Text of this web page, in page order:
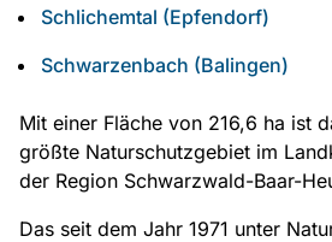
Schlichemtal (Epfendorf)
Schwarzenbach (Balingen)
Mit einer Fläche von 216,6 ha ist
größte Naturschutzgebiet im
der Region Schwarzwald-Baar-
Das seit dem Jahr 1971 unter